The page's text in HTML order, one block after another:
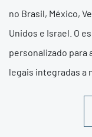
no Brasil, México,
Unidos e Israel. O
personalizado para
legais integradas a